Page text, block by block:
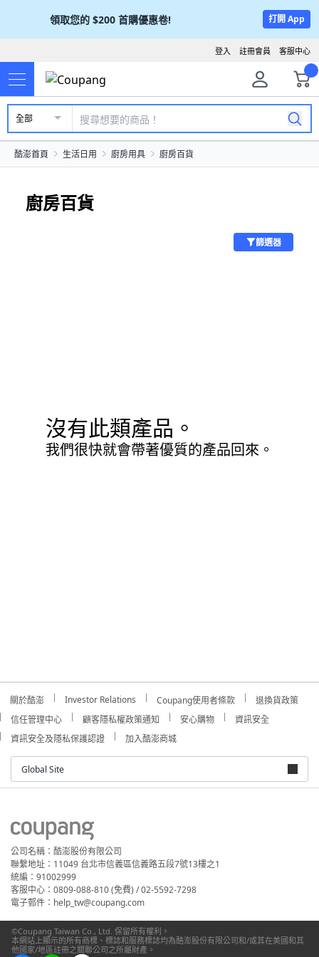
領取您的 $200 首購優惠卷! 打開 App
客服中心
註冊會員
登入
全部
酷澎首頁 生活日用 廚房用具 廚房百貨
廚房百貨
篩選器
沒有此類產品。
我們很快就會帶著優質的產品回來。
關於酷澎 Investor Relations Coupang使用者條款
退換貨政策
信任管理中心
顧客隱私權政策通知 安心購物
資訊安全
資訊安全及隱私保護認證
加入酷澎商城
Global Site
公司名稱：酷澎股份有限公司
聯繫地址：11049 台北市信義區信義路五段7號13樓之1
統編：91002999
客服中心：0809-088-810 (免費) / 02-5592-7298
電子郵件：help_tw@coupang.com
©Coupang Taiwan Co., Ltd. 保留所有權利。
本網站上顯示的所有商標、標誌和服務標誌均為酷澎股份有限公司和/或其在美國和其
他國家/地區註冊之關聯公司之所屬財產。